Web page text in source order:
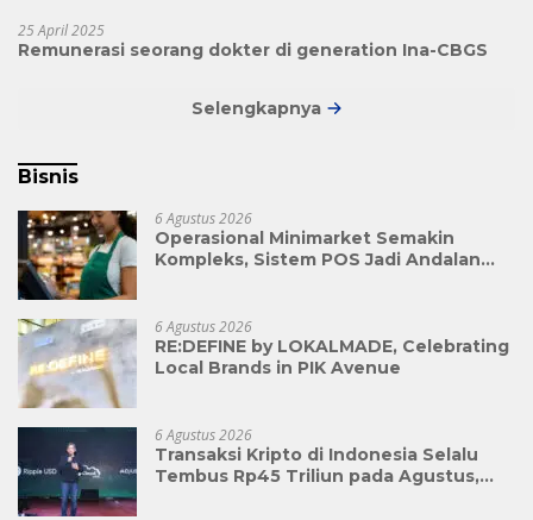
25 April 2025
Remunerasi seorang dokter di generation Ina-CBGS
Selengkapnya
Bisnis
6 Agustus 2026
Operasional Minimarket Semakin
Kompleks, Sistem POS Jadi Andalan
6 Agustus 2026
RE:DEFINE by LOKALMADE, Celebrating
Local Brands in PIK Avenue
6 Agustus 2026
Transaksi Kripto di Indonesia Selalu
Tembus Rp45 Triliun pada Agustus,